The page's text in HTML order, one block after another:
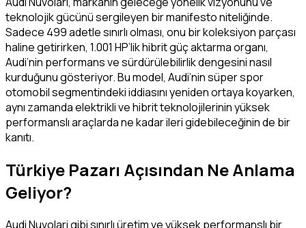
teknolojik gücünü sergileyen bir manifesto niteliğinde.
Sadece 499 adetle sınırlı olması, onu bir koleksiyon parçası
haline getirirken, 1.001 HP’lik hibrit güç aktarma organı,
Audi’nin performans ve sürdürülebilirlik dengesini nasıl
kurduğunu gösteriyor. Bu model, Audi’nin süper spor
otomobil segmentindeki iddiasını yeniden ortaya koyarken,
aynı zamanda elektrikli ve hibrit teknolojilerinin yüksek
performanslı araçlarda ne kadar ileri gidebileceğinin de bir
kanıtı.
Türkiye Pazarı Açısından Ne Anlama
Geliyor?
Audi Nuvolari gibi sınırlı üretim ve yüksek performanslı bir